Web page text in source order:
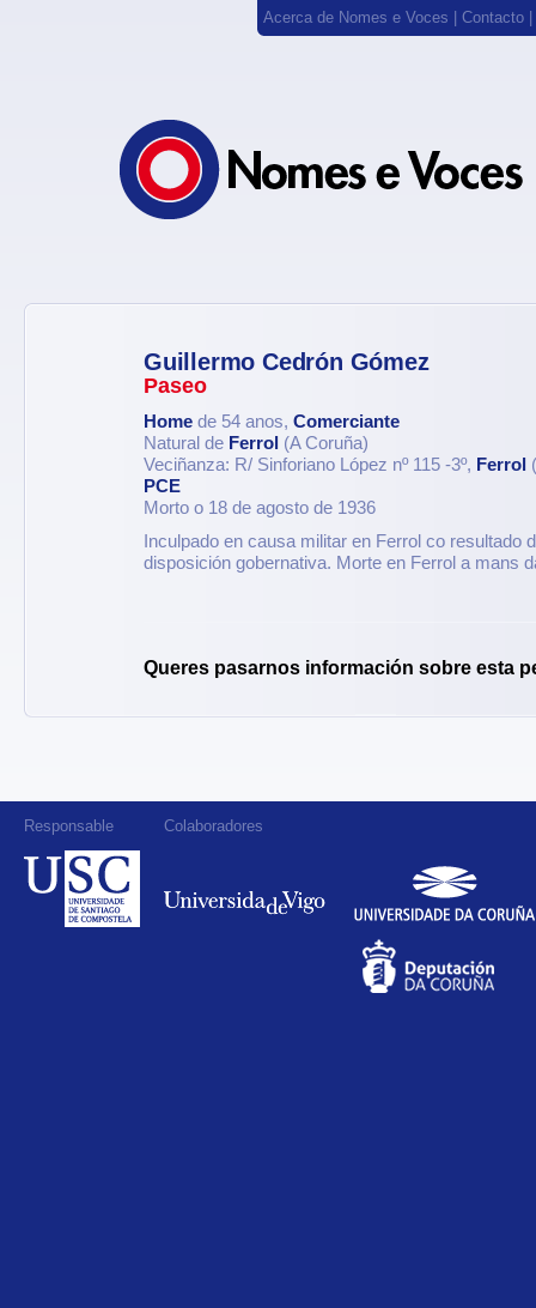
Acerca de Nomes e Voces Contacto
Guillermo Cedrón Gómez
Paseo
Home de 54 anos, Comerciante
Natural de Ferrol (A Coruña)
Veciñanza: R/ Sinforiano López nº 115 -3º, Ferrol
PCE
Morto o 18 de agosto de 1936
Inculpado en causa militar en Ferrol co resultado
disposición gobernativa. Morte en Ferrol a mans
Queres pasarnos información sobre esta
Responsable Colaboradores